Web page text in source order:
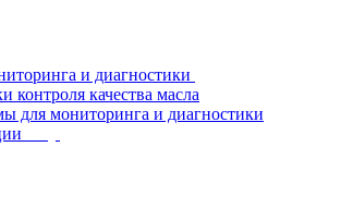
и диагностики
контроля качества масла
для мониторинга и диагностики